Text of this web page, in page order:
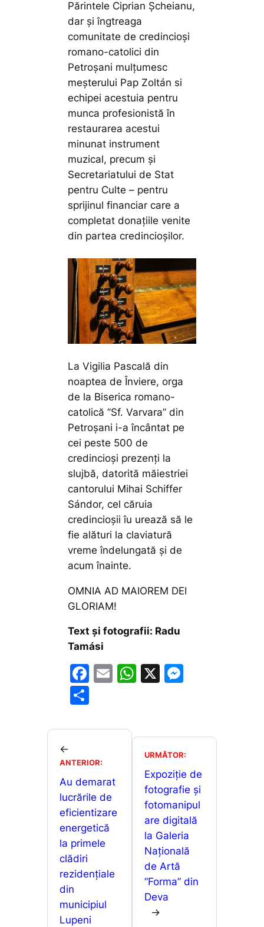
Părintele Ciprian Șcheianu,
dar și îngtreaga
comunitate de credincioși
romano-catolici din
Petroșani mulțumesc
meșterului Pap Zoltán si
echipei acestuia pentru
munca profesionistă în
restaurarea acestui
minunat instrument
muzical, precum și
Secretariatului de Stat
pentru Culte – pentru
sprijinul financiar care a
completat donațiile venite
din partea credincioșilor.
La Vigilia Pascală din
noaptea de Înviere, orga
de la Biserica romano-
catolică ”Sf. Varvara” din
Petroșani i-a încântat pe
cei peste 500 de
credincioși prezenți la
slujbă, datorită măiestriei
cantorului Mihai Schiffer
Sándor, cel căruia
credincioșii îu urează să le
fie alături la claviatură
vreme îndelungată și de
acum înainte.
OMNIA AD MAIOREM DEI
GLORIAM!
Text și fotografii: Radu
Tamási
F
e
o
o
k
E
l
W
A
p
p
X
e
n
g
er
ta
a
z
ă
←
ANTERIOR:
Au demarat
lucrările de
eficientizare
energetică
la primele
clădiri
rezidențiale
din
municipiul
Lupeni
URMĂTOR:
Expoziție de
fotografie și
fotomanipul
are digitală
la Galeria
Națională
de Artă
”Forma” din
Deva
→